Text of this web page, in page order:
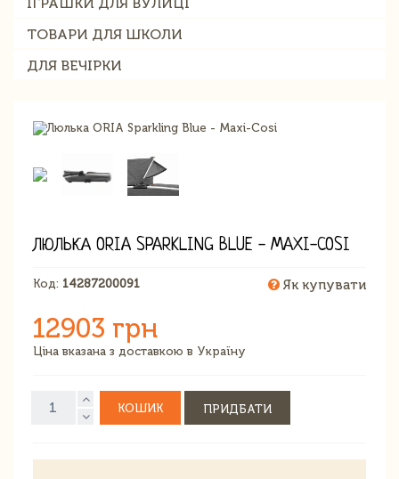
ТОВАРИ ДЛЯ ШКОЛИ
ДЛЯ ВЕЧІРКИ
ЛЮЛЬКА ORIA SPARKLING BLUE - MAXI-COSI
Код: 14287200091 Як купувати
12903 грн
Ціна вказана з доставкою в Україну
КОШИК ПРИДБАТИ